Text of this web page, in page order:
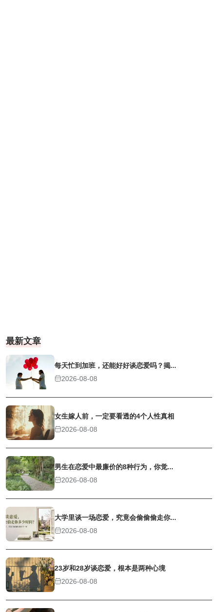
最新文章
每天忙到加班，还能好好谈恋爱吗？揭...
2026-08-08
女生嫁人前，一定要看透的4个人性真相
2026-08-08
男生在恋爱中最廉价的8种行为，你觉...
2026-08-08
大学里谈一场恋爱，究竟会偷偷偷走你...
2026-08-08
23岁和28岁谈恋爱，根本是两种心境
2026-08-08